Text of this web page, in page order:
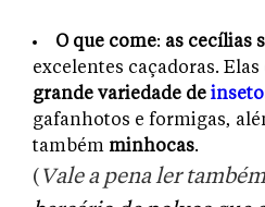
O que come: as cecílias
excelentes caçadoras. Elas
grande variedade de
gafanhotos e formigas,
também minhocas.
( Vale a pena ler